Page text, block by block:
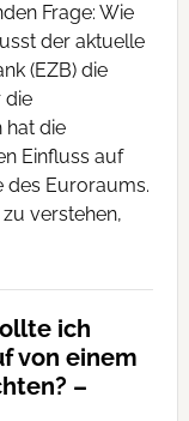
Frage: Wie
der aktuelle
(EZB) die
die
hat die
Einfluss auf
des Euroraums.
verstehen,
ich
von einem
–